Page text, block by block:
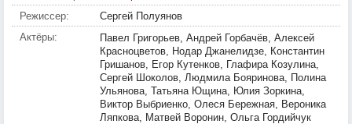
Режиссер:
Сергей Полуянов
Актёры:
Павел Григорьев, Андрей Горбачёв, Алексей
Красноцветов, Нодар Джанелидзе, Константин
Гришанов, Егор Кутенков, Глафира Козулина,
Сергей Шоколов, Людмила Бояринова, Полина
Ульянова, Татьяна Ющина, Юлия Зоркина,
Виктор Выбриенко, Олеся Бережная, Вероника
Ляпкова, Матвей Воронин, Ольга Гордийчук